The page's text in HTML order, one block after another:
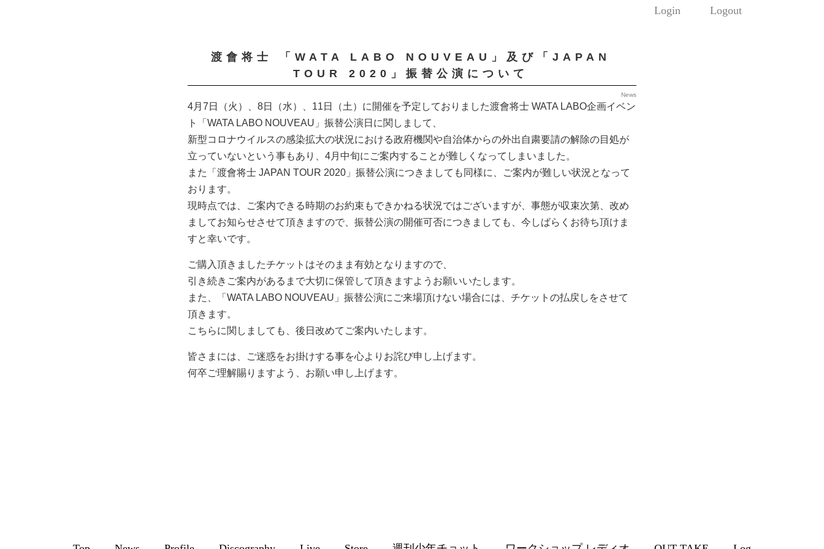
Login Logout
渡會将士 「WATA LABO NOUVEAU」及び「JAPAN
TOUR 2020」振替公演について
News
4月7日（火）、8日（水）、11日（土）に開催を予定しておりました渡會将士 WATA LABO企画イベン
ト「WATA LABO NOUVEAU」振替公演日に関しまして、
新型コロナウイルスの感染拡大の状況における政府機関や自治体からの外出自粛要請の解除の目処が
立っていないという事もあり、4月中旬にご案内することが難しくなってしまいました。
また「渡會将士 JAPAN TOUR 2020」振替公演につきましても同様に、ご案内が難しい状況となって
おります。
現時点では、ご案内できる時期のお約束もできかねる状況ではございますが、事態が収束次第、改め
ましてお知らせさせて頂きますので、振替公演の開催可否につきましても、今しばらくお待ち頂けま
すと幸いです。
ご購入頂きましたチケットはそのまま有効となりますので、
引き続きご案内があるまで大切に保管して頂きますようお願いいたします。
また、「WATA LABO NOUVEAU」振替公演にご来場頂けない場合には、チケットの払戻しをさせて
頂きます。
こちらに関しましても、後日改めてご案内いたします。
皆さまには、ご迷惑をお掛けする事を心よりお詫び申し上げます。
何卒ご理解賜りますよう、お願い申し上げます。